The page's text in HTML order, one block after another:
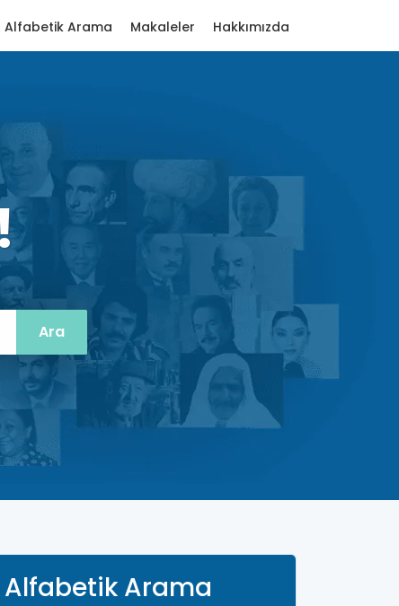
Alfabetik Arama Makaleler Hakkımızda
Alfabetik Arama